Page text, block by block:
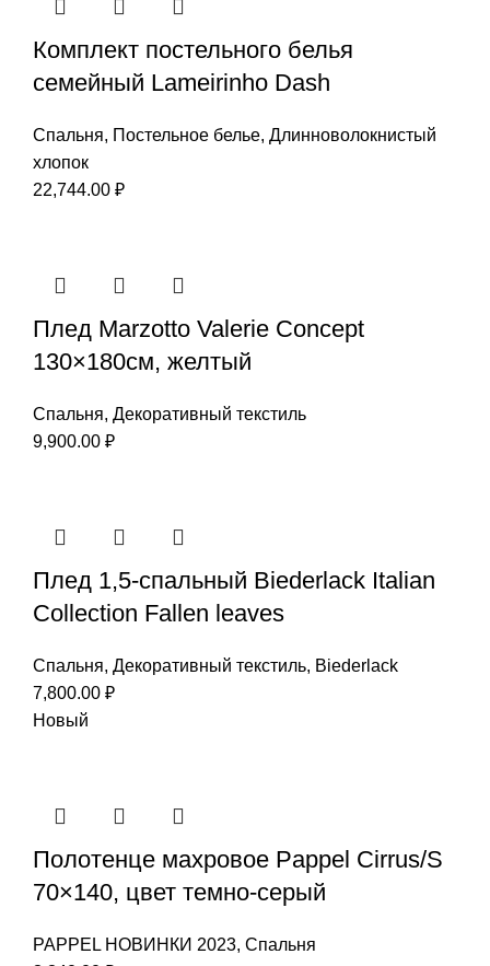
Комплект постельного белья
семейный Lameirinho Dash
Спальня, Постельное белье, Длинноволокнистый
хлопок
22,744.00 ₽
Плед Marzotto Valerie Concept
130×180см, желтый
Спальня, Декоративный текстиль
9,900.00 ₽
Плед 1,5-спальный Biederlack Italian
Collection Fallen leaves
Спальня, Декоративный текстиль, Biederlack
7,800.00 ₽
Новый
Полотенце махровое Pappel Cirrus/S
70×140, цвет темно-серый
PAPPEL НОВИНКИ 2023, Спальня